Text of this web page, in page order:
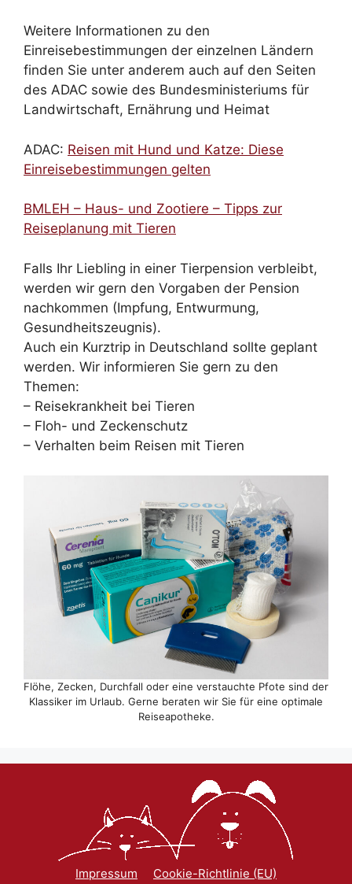
Weitere Informationen zu den
Einreisebestimmungen der einzelnen Ländern
finden Sie unter anderem auch auf den Seiten
des ADAC sowie des Bundesministeriums für
Landwirtschaft, Ernährung und Heimat
ADAC: Reisen mit Hund und Katze: Diese
Einreisebestimmungen gelten
BMLEH – Haus- und Zootiere – Tipps zur
Reiseplanung mit Tieren
Falls Ihr Liebling in einer Tierpension verbleibt,
werden wir gern den Vorgaben der Pension
nachkommen (Impfung, Entwurmung,
Gesundheitszeugnis).
Auch ein Kurztrip in Deutschland sollte geplant
werden. Wir informieren Sie gern zu den
Themen:
– Reisekrankheit bei Tieren
– Floh- und Zeckenschutz
– Verhalten beim Reisen mit Tieren
Flöhe, Zecken, Durchfall oder eine verstauchte Pfote sind der
Klassiker im Urlaub. Gerne beraten wir Sie für eine optimale
Reiseapotheke.
Impressum Cookie-Richtlinie (EU)